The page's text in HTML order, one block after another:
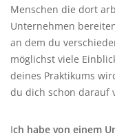
Menschen die dort
Unternehmen
an dem du
möglichst viele
deines Praktikums
du dich schon darauf
Ich habe von einem